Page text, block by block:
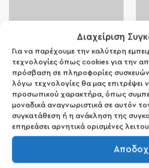
Διαχείριση
Για να παρέχουμε την καλύτερη
τεχνολογίες όπως cookies για την
πρόσβαση σε πληροφορίες συσκευών.
λόγω τεχνολογίες θα μας επιτρέψει
προσωπικού χαρακτήρα, όπως
μοναδικά αναγνωριστικά σε αυτόν
συγκατάθεση ή η ανάκληση της
επηρεάσει αρνητικά ορισμένες
The Gel Crew
88